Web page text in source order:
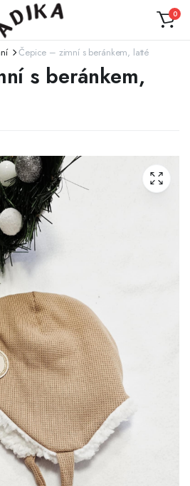
0
Čepice – zimní s beránkem, latté
s beránkem,